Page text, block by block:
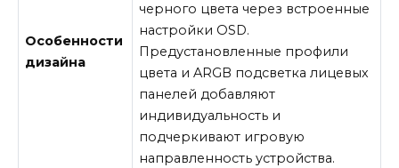
Особенности
дизайна
черного цвета через встроенные
настройки OSD.
Предустановленные профили
цвета и ARGB подсветка лицевых
панелей добавляют
индивидуальность и
подчеркивают игровую
направленность устройства.